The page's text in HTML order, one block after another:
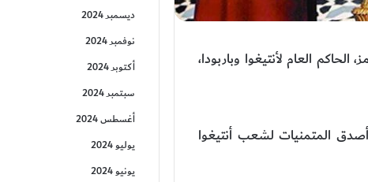
العام لأنتيغوا وباربودا،
المتمنيات لشعب أنتيغوا
ديسمبر 2024
نوفمبر 2024
أكتوبر 2024
سبتمبر 2024
أغسطس 2024
يوليو 2024
يونيو 2024